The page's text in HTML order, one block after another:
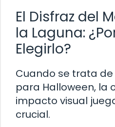
El Disfraz del
la Laguna:
Elegirlo?
Cuando se trata
para Halloween, la
impacto visual
crucial.